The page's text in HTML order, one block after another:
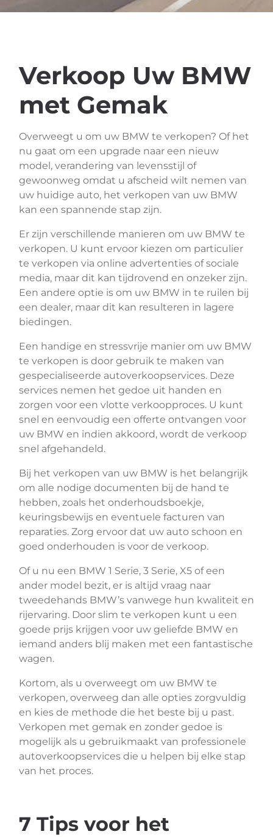
Verkoop Uw BMW
met Gemak
Overweegt u om uw BMW te verkopen? Of het
nu gaat om een upgrade naar een nieuw
model, verandering van levensstijl of
gewoonweg omdat u afscheid wilt nemen van
uw huidige auto, het verkopen van uw BMW
kan een spannende stap zijn.
Er zijn verschillende manieren om uw BMW te
verkopen. U kunt ervoor kiezen om particulier
te verkopen via online advertenties of sociale
media, maar dit kan tijdrovend en onzeker zijn.
Een andere optie is om uw BMW in te ruilen bij
een dealer, maar dit kan resulteren in lagere
biedingen.
Een handige en stressvrije manier om uw BMW
te verkopen is door gebruik te maken van
gespecialiseerde autoverkoopservices. Deze
services nemen het gedoe uit handen en
zorgen voor een vlotte verkoopproces. U kunt
snel en eenvoudig een offerte ontvangen voor
uw BMW en indien akkoord, wordt de verkoop
snel afgehandeld.
Bij het verkopen van uw BMW is het belangrijk
om alle nodige documenten bij de hand te
hebben, zoals het onderhoudsboekje,
keuringsbewijs en eventuele facturen van
reparaties. Zorg ervoor dat uw auto schoon en
goed onderhouden is voor de verkoop.
Of u nu een BMW 1 Serie, 3 Serie, X5 of een
ander model bezit, er is altijd vraag naar
tweedehands BMW’s vanwege hun kwaliteit en
rijervaring. Door slim te verkopen kunt u een
goede prijs krijgen voor uw geliefde BMW en
iemand anders blij maken met een fantastische
wagen.
Kortom, als u overweegt om uw BMW te
verkopen, overweeg dan alle opties zorgvuldig
en kies de methode die het beste bij u past.
Verkopen met gemak en zonder gedoe is
mogelijk als u gebruikmaakt van professionele
autoverkoopservices die u helpen bij elke stap
van het proces.
7 Tips voor het